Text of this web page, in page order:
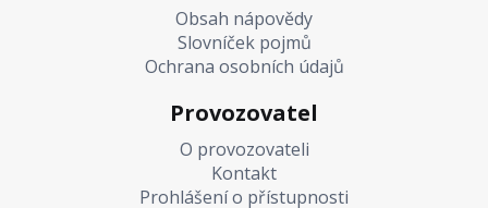
Obsah nápovědy
Slovníček pojmů
Ochrana osobních údajů
Provozovatel
O provozovateli
Kontakt
Prohlášení o přístupnosti